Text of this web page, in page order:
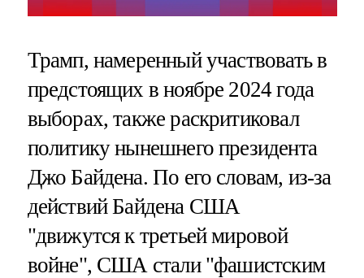
Трамп, намеренный участвовать в
предстоящих в ноябре 2024 года
выборах, также раскритиковал
политику нынешнего президента
Джо Байдена. По его словам, из-за
действий Байдена США
"движутся к третьей мировой
войне", США стали "фашистским